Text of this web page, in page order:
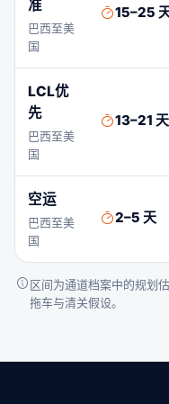
准
巴西至美
国
15–25
LCL优
先
巴西至美
国
13–21 天
空运
巴西至美
国
2–5 天
区间为通道档案中的规划
拖车与清关假设。